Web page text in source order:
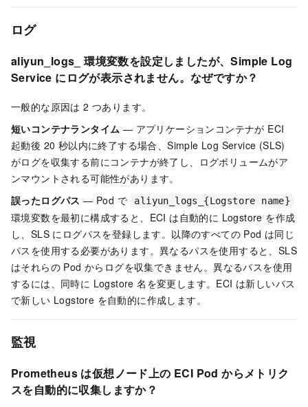
ログ
aliyun_logs_ 環境変数を設定しましたが、Simple Log
Service にログが表示されません。なぜですか？
一般的な原因は 2 つあります。
短いコンテナランタイム — アプリケーションコンテナが ECI
起動後 20 秒以内に終了する場合、Simple Log Service (SLS)
がログを収集する前にコンテナが終了し、ログボリュームがア
ンマウントされる可能性があります。
誤ったログパス — Pod で aliyun_logs_{Logstore name}
環境変数を最初に構成すると、ECI は自動的に Logstore を作成
し、SLS にログパスを登録します。以降のすべての Pod は同じ
パスを使用する必要があります。異なるパスを使用すると、SLS
はそれらの Pod からログを収集できません。異なるパスを使用
するには、同時に Logstore 名を変更します。ECI は新しいパス
で新しい Logstore を自動的に作成します。
監視
Prometheus は仮想ノード上の ECI Pod からメトリク
スを自動的に収集しますか？